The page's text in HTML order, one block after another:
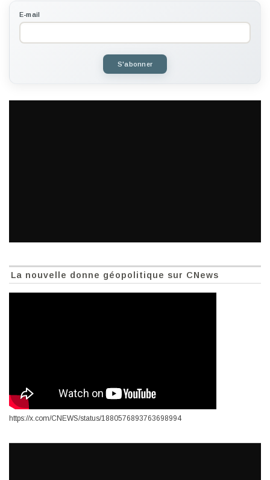
E-mail
S'abonner
La nouvelle donne géopolitique sur CNews
https://x.com/CNEWS/status/1880576893763698994